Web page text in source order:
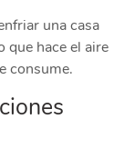
una casa
hace el aire
consume.